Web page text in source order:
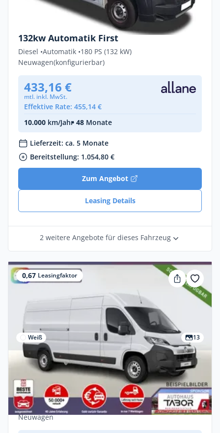
Privat & Gewerbe
Citroën Jumper FIRST 4,25t L3H2 Diesel
132kw Automatik First
Diesel •Automatik •180 PS (132 kW)
Neuwagen(konfigurierbar)
433,16 €
mtl. inkl. MwSt.
Effektive Rate: 455,14 €
10.000 km/Jahr• 48 Monate
Lieferzeit: ca. 5 Monate
Bereitstellung: 1.054,80 €
Zum Angebot
Leasing Details
2 weitere Angebote für dieses Fahrzeug
0,67 Leasingfaktor
Weiß 13
Gewerbe
Citroën Jumper 35+ L4H2 CarPlay CargoP
PremiumC E-Rad
Diesel • Manuell •
140 PS (103 kW)
Neuwagen